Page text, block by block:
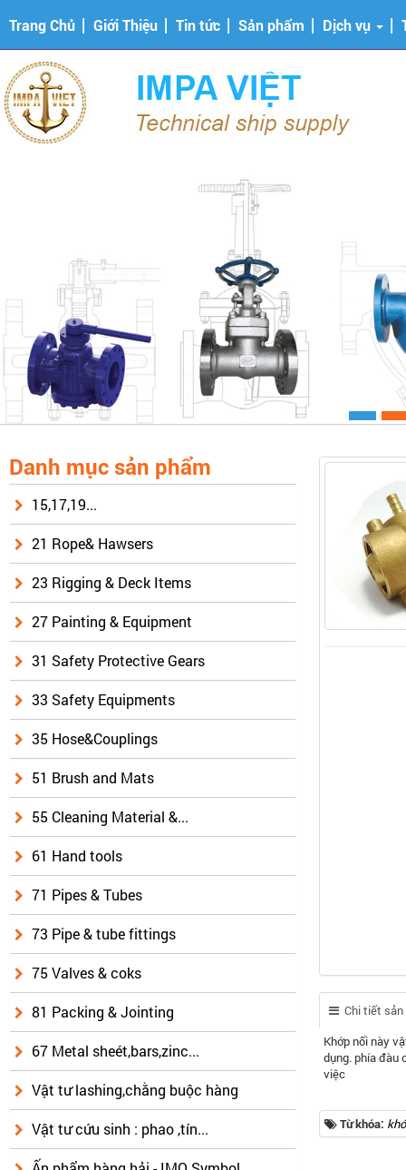
Trang Chủ Giới Thiệu Tin tức Sản phẩm Dịch vụ
Danh mục sản phẩm
15,17,19...
21 Rope& Hawsers
23 Rigging & Deck Items
27 Painting & Equipment
31 Safety Protective Gears
33 Safety Equipments
35 Hose&Couplings
51 Brush and Mats
55 Cleaning Material &...
61 Hand tools
71 Pipes & Tubes
73 Pipe & tube fittings
75 Valves & coks
81 Packing & Jointing
67 Metal sheét,bars,zinc...
Vật tư lashing,chằng buộc hàng
Vật tư cứu sinh : phao ,tín...
Chi tiết sản
Khớp nối này
dụng. phía đàu
việc
Từ khóa: